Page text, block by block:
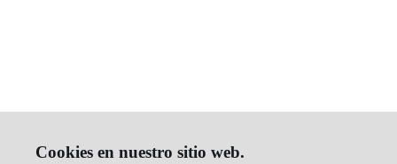
Cookies en nuestro sitio web.